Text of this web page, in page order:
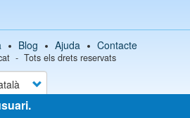
Blog Ajuda Contacte
Tots els drets reservats